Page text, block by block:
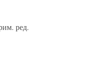
ред.